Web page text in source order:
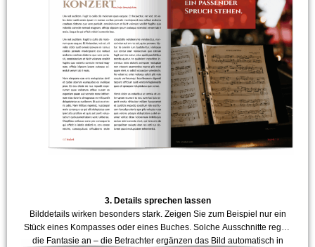
3. Details sprechen lassen
Bilddetails wirken besonders stark. Zeigen Sie zum Beispiel nur ein
Stück eines Kompasses oder eines Buches. Solche Ausschnitte regen
die Fantasie an – die Betrachter ergänzen das Bild automatisch in